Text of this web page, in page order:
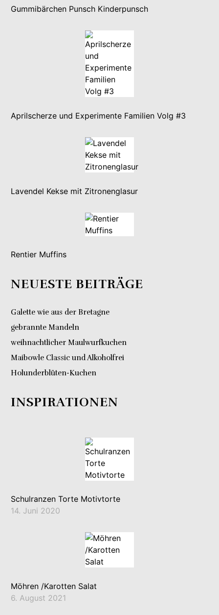
Gummibärchen Punsch Kinderpunsch
Aprilscherze und Experimente Familien Volg #3
Lavendel Kekse mit Zitronenglasur
Rentier Muffins
NEUESTE BEITRÄGE
Galette wie aus der Bretagne
gebrannte Mandeln
weihnachtlicher Maulwurfkuchen
Maibowle Classic und Alkoholfrei
Holunderblüten-Kuchen
INSPIRATIONEN
Schulranzen Torte Motivtorte
14. Juni 2020
Möhren /Karotten Salat
6. August 2021